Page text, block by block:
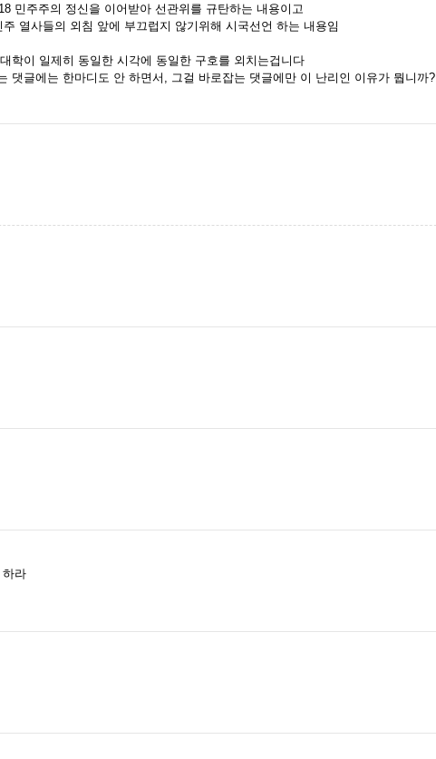
민주주의 정신을 이어받아 선관위를 규탄하는 내용이고
열사들의 외침 앞에 부끄럽지 않기위해 시국선언 하는 내용임
학이 일제히 동일한 시각에 동일한 구호를 외치는겁니다
댓글에는 한마디도 안 하면서, 그걸 바로잡는 댓글에만 이 난리인 이유가 뭡니까?
하라